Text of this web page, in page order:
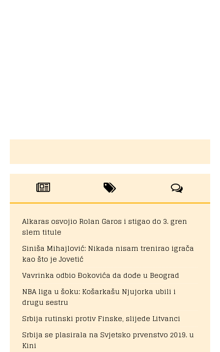
Alkaras osvojio Rolan Garos i stigao do 3. gren
slem titule
Siniša Mihajlović: Nikada nisam trenirao igrača
kao što je Jovetić
Vavrinka odbio Đokovića da dođe u Beograd
NBA liga u šoku: Košarkašu Njujorka ubili i
drugu sestru
Srbija rutinski protiv Finske, slijede Litvanci
Srbija se plasirala na Svjetsko prvenstvo 2019. u
Kini